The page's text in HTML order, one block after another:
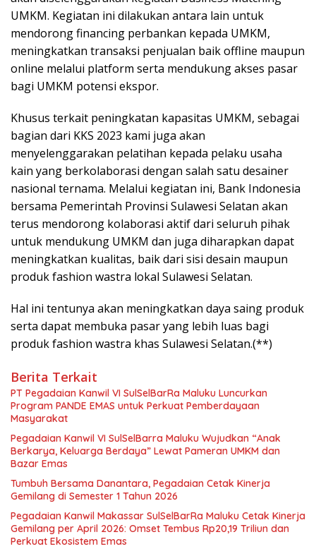
UMKM. Kegiatan ini dilakukan antara lain untuk
mendorong financing perbankan kepada UMKM,
meningkatkan transaksi penjualan baik offline maupun
online melalui platform serta mendukung akses pasar
bagi UMKM potensi ekspor.
Khusus terkait peningkatan kapasitas UMKM, sebagai
bagian dari KKS 2023 kami juga akan
menyelenggarakan pelatihan kepada pelaku usaha
kain yang berkolaborasi dengan salah satu desainer
nasional ternama. Melalui kegiatan ini, Bank Indonesia
bersama Pemerintah Provinsi Sulawesi Selatan akan
terus mendorong kolaborasi aktif dari seluruh pihak
untuk mendukung UMKM dan juga diharapkan dapat
meningkatkan kualitas, baik dari sisi desain maupun
produk fashion wastra lokal Sulawesi Selatan.
Hal ini tentunya akan meningkatkan daya saing produk
serta dapat membuka pasar yang lebih luas bagi
produk fashion wastra khas Sulawesi Selatan.(**)
Berita Terkait
PT Pegadaian Kanwil VI SulSelBarRa Maluku Luncurkan
Program PANDE EMAS untuk Perkuat Pemberdayaan
Masyarakat
Pegadaian Kanwil VI SulSelBarra Maluku Wujudkan “Anak
Berkarya, Keluarga Berdaya” Lewat Pameran UMKM dan
Bazar Emas
Tumbuh Bersama Danantara, Pegadaian Cetak Kinerja
Gemilang di Semester 1 Tahun 2026
Pegadaian Kanwil Makassar SulSelBarRa Maluku Cetak Kinerja
Gemilang per April 2026: Omset Tembus Rp20,19 Triliun dan
Perkuat Ekosistem Emas